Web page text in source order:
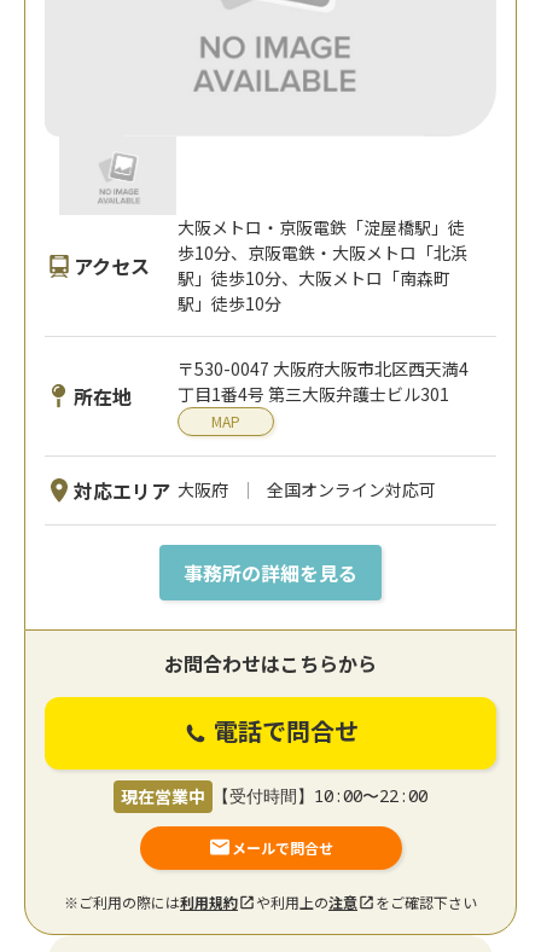
アクセス
大阪メトロ・京阪電鉄「淀屋橋駅」徒
歩10分、京阪電鉄・大阪メトロ「北浜
駅」徒歩10分、大阪メトロ「南森町
駅」徒歩10分
所在地
〒530-0047 大阪府大阪市北区西天満4
丁目1番4号 第三大阪弁護士ビル301
MAP
対応エリア 大阪府 全国オンライン対応可
事務所の詳細を見る
お問合わせはこちらから
電話で問合せ
現在営業中 【受付時間】10:00〜22:00
メールで問合せ
※ご利用の際には利用規約 や利用上の注意 をご確認下さい